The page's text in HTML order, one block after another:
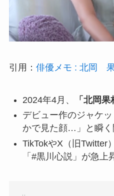
引用： 俳優メモ : 北岡
2024年4月、 「北岡
デビュー作のジャケ
かで見た顔…」と瞬く
TikTokやX（旧Twitter
「#黒川心説」が急上